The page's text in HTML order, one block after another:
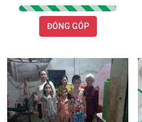
chị Đinh Thị Thúy, em và em trai
đang học lớp 4, cùng ông bà
ngoại đều đã lớn tuổi và thường
ĐÓNG GÓP